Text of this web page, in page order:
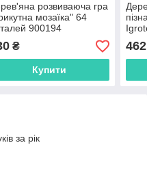
розвиваюча гра
мозаїка" 64
900194
₴
Купити
462
за рік